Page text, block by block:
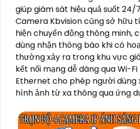
giúp giám sát hiệu quả suốt 24/7
Camera Kbvision cũng sở hữu
hiện chuyển động thông minh,
dùng nhận thông báo khi có
thường xảy ra trong khu vực
kết nối mạng dễ dàng qua Wi-
Ethernet cho phép người
hình ảnh từ xa thông qua ứng